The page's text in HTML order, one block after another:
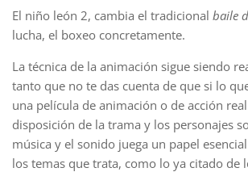
El niño león 2, cambia el tradicional baile
lucha, el boxeo concretamente.
La técnica de la animación sigue siendo
tanto que no te das cuenta de que si lo
una película de animación o de acción
disposición de la trama y los personajes
música y el sonido juega un papel
los temas que trata, como lo ya citado de